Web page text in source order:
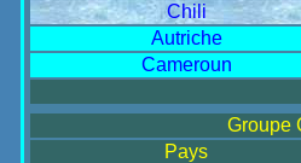
Chili
Autriche
Cameroun
Groupe
Pays